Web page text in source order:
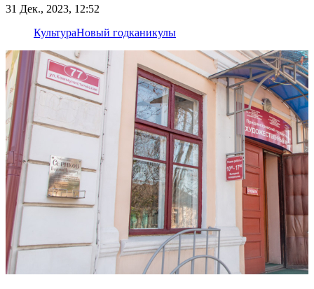
31 Дек., 2023, 12:52
КультураНовый годканикулы